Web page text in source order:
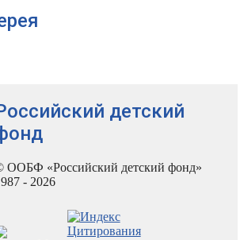
детский
ООБФ «Российский детский фонд»
- 2026